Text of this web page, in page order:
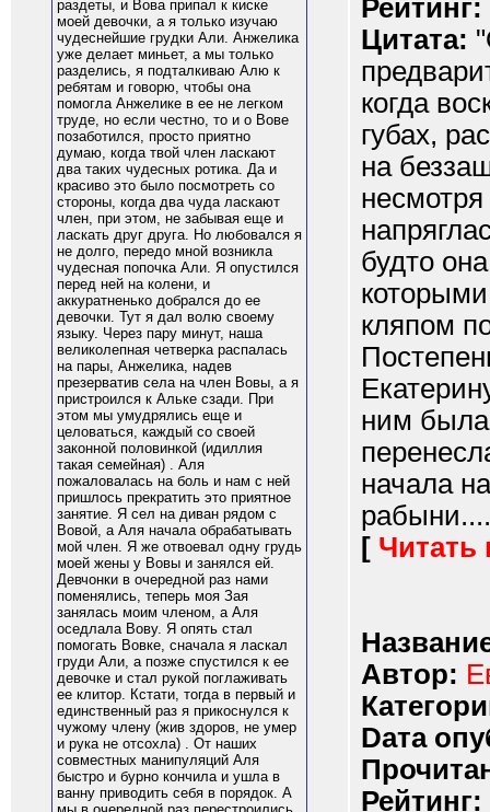
раздеты, и Вова припал к киске
моей девочки, а я только изучаю
чудеснейшие грудки Али. Анжелика
уже делает миньет, а мы только
разделись, я подталкиваю Алю к
ребятам и говорю, чтобы она
помогла Анжелике в ее не легком
труде, но если честно, то и о Вове
позаботился, просто приятно
думаю, когда твой член ласкают
два таких чудесных ротика. Да и
красиво это было посмотреть со
стороны, когда два чуда ласкают
член, при этом, не забывая еще и
ласкать друг друга. Но любовался я
не долго, передо мной возникла
чудесная попочка Али. Я опустился
перед ней на колени, и
аккуратненько добрался до ее
девочки. Тут я дал волю своему
языку. Через пару минут, наша
великолепная четверка распалась
на пары, Анжелика, надев
презерватив села на член Вовы, а я
пристроился к Альке сзади. При
этом мы умудрялись еще и
целоваться, каждый со своей
законной половинкой (идиллия
такая семейная) . Аля
пожаловалась на боль и нам с ней
пришлось прекратить это приятное
занятие. Я сел на диван рядом с
Вовой, а Аля начала обрабатывать
мой член. Я же отвоевал одну грудь
моей жены у Вовы и занялся ей.
Девчонки в очередной раз нами
поменялись, теперь моя Зая
занялась моим членом, а Аля
оседлала Вову. Я опять стал
помогать Вовке, сначала я ласкал
груди Али, а позже спустился к ее
девочке и стал рукой поглаживать
ее клитор. Кстати, тогда в первый и
единственный раз я прикоснулся к
чужому члену (жив здоров, не умер
и рука не отсохла) . От наших
совместных манипуляций Аля
быстро и бурно кончила и ушла в
ванну приводить себя в порядок. А
Рейтинг:
Цитата:
когда
губах,
на
будто
кляпом
ним была
начала
[ Читать
Автор:
Dата
Рейтинг: